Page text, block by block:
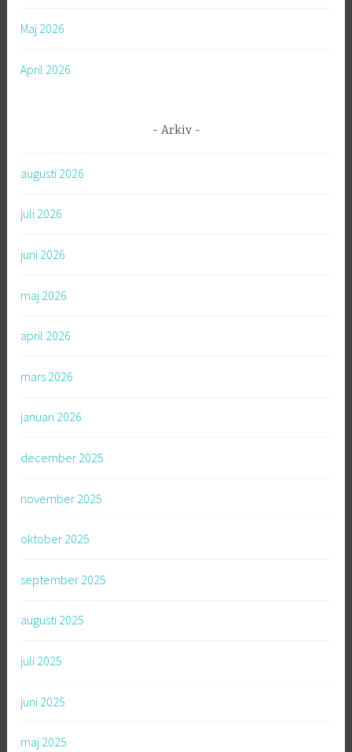
Maj 2026
April 2026
Arkiv
augusti 2026
juli 2026
juni 2026
maj 2026
april 2026
mars 2026
januari 2026
december 2025
november 2025
oktober 2025
september 2025
augusti 2025
juli 2025
juni 2025
maj 2025